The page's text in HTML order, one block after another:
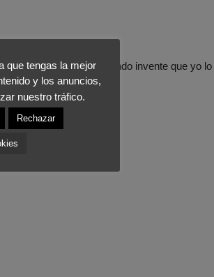
las pelis o lo que el mundo invente que yo
todo!!
que tengas la mejor
y los anuncios,
nuestro tráfico.
Rechazar